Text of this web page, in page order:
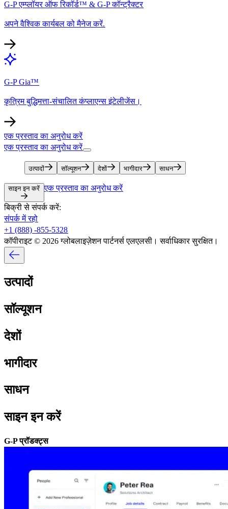
G-P एम्प्लॉयर ऑफ रिकॉर्ड™ & G-P कॉन्ट्रैक्टर​​
अपने वैश्विक कार्यबल को मैनेज करें.​​
G-P Gia™​​
कृत्रिम बुद्धिमत्ता-संचालित कंप्लाएन्स इंटेलीजेंस।​​
एक प्रस्ताव का अनुरोध करें​​
एक प्रस्ताव का अनुरोध करें​​
उत्पादों​​ सॉल्यूशन​​ देशों​​ भागीदार​​ साधन​​
साइन इन करें​​ एक प्रस्ताव का अनुरोध करें​​
बिक्री से संपर्क करें:​​
संपर्क में रहो​​
+1 (888) -855-5328​​
कॉपीराइट © 2026 ग्लोबलाइज़ेशन पार्टनर्स एलएलसी। सर्वाधिकार सुरक्षित।​​
उत्पादों​​
सॉल्यूशन​​
देशों​​
भागीदार​​
साधन​​
साइन इन करें​​
G-P प्रॉडक्ट्स​​